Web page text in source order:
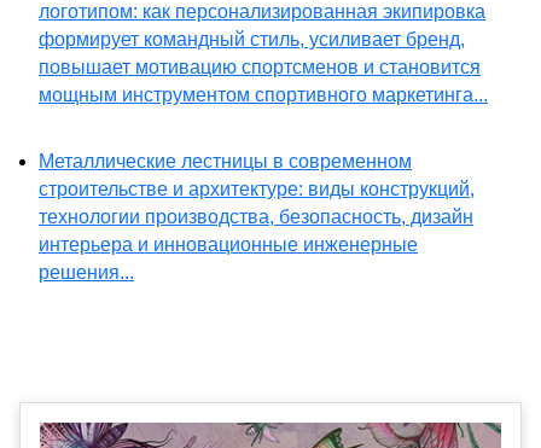
логотипом: как персонализированная экипировка
формирует командный стиль, усиливает бренд,
повышает мотивацию спортсменов и становится
мощным инструментом спортивного маркетинга...
Металлические лестницы в современном
строительстве и архитектуре: виды конструкций,
технологии производства, безопасность, дизайн
интерьера и инновационные инженерные
решения...